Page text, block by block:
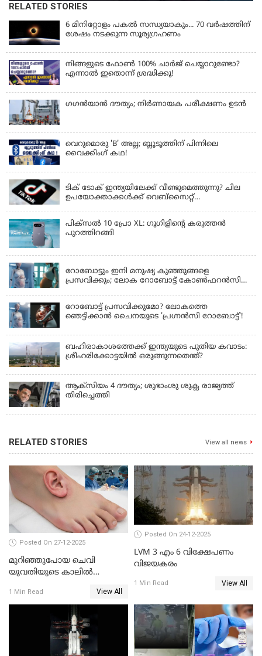
RELATED STORIES
6 മിനിറ്റോളം പകൽ സന്ധ്യയാകും... 70 വർഷത്തിന്
ശേഷം നടക്കുന്ന സൂര്യഗ്രഹണം
നിങ്ങളുടെ ഫോൺ 100% ചാർജ് ചെയ്യാറുണ്ടോ?
എന്നാൽ ഇതൊന്ന് ശ്രദ്ധിക്കൂ!
ഗഗന്‍യാന്‍ ദൗത്യം; നിര്‍ണായക പരീക്ഷണം ഉടന്‍
വെറുമൊരു 'B' അല്ല; ബ്ലൂടൂത്തിന് പിന്നിലെ
വൈക്കിംഗ് കഥ!
ടിക് ടോക് ഇന്ത്യയിലേക്ക് വീണ്ടുമെത്തുന്നു? ചില
ഉപയോക്താക്കൾക്ക് വെബ്സൈറ്റ്
പിക്സൽ 10 പ്രോ XL: ഗൂഗിളിന്റെ കരുത്തൻ
പുറത്തിറങ്ങി
റോബോട്ടും ഇനി മനുഷ്യ കുഞ്ഞുങ്ങളെ
പ്രസവിക്കും; ലോക റോബോട്ട് കോണ്‍ഫറന്‍സില്‍
റോബോട്ട് പ്രസവിക്കുമോ? ലോകത്തെ
ഞെട്ടിക്കാൻ ചൈനയുടെ 'പ്രഗ്നൻസി റോബോട്ട്'!
ബഹിരാകാശത്തേക്ക് ഇന്ത്യയുടെ പുതിയ കവാടം:
ശ്രീഹരിക്കോട്ടയിൽ ഒരുങ്ങുന്നതെന്ത്?
ആക്‌സിയം 4 ദൗത്യം; ശുഭാംശു ശുക്ല രാജ്യത്ത്
തിരിച്ചെത്തി
RELATED STORIES View all news
Posted On 27-12-2025
മുറിഞ്ഞുപോയ ചെവി
യുവതിയുടെ കാലിൽ
ശേഷം യഥാസ്ഥാനത്ത്
തുന്നിച്ചേർത്തു ചൈനീസ്
1 Min Read View All
Posted On 24-12-2025
LVM 3 എം 6 വിക്ഷേപണം
വിജയകരം
1 Min Read View All